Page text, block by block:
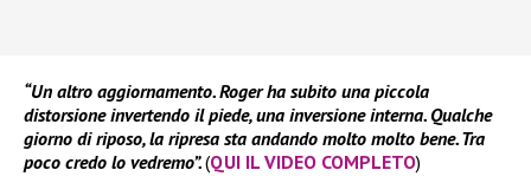
“Un altro aggiornamento. Roger ha subito una piccola
distorsione invertendo il piede, una inversione interna. Qualche
giorno di riposo, la ripresa sta andando molto molto bene. Tra
poco credo lo vedremo”.(QUI IL VIDEO COMPLETO)